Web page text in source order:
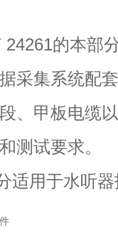
的本部分
采集系统配
、甲板电缆
测试要求。
用于水听器